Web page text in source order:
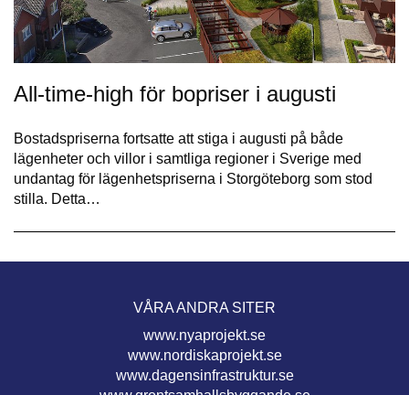
All-time-high för bopriser i augusti
Bostadspriserna fortsatte att stiga i augusti på både
lägenheter och villor i samtliga regioner i Sverige med
undantag för lägenhetspriserna i Storgöteborg som stod
stilla. Detta…
VÅRA ANDRA SITER
www.nyaprojekt.se
www.nordiskaprojekt.se
www.dagensinfrastruktur.se